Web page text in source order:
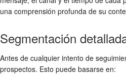
una comprensión profunda de su
Segmentación
Antes de cualquier intento de
prospectos. Esto puede basarse en: